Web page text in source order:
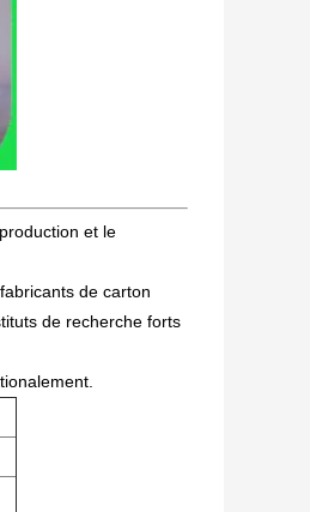
et le
de carton
de recherche forts